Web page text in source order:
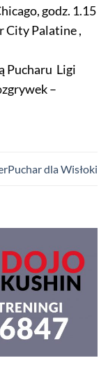
godz. 1.15
City Palatine ,
Pucharu Ligi
–
dla Wisłoki